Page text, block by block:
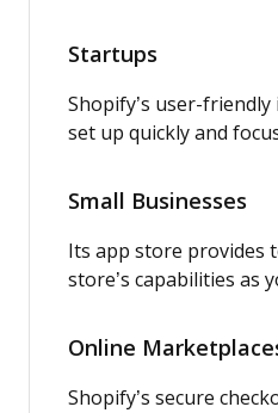
Startups
Shopify’s user-
set up quickly and
Small Businesses
Its app store provides
store’s capabilities as
Online
Shopify’s secure